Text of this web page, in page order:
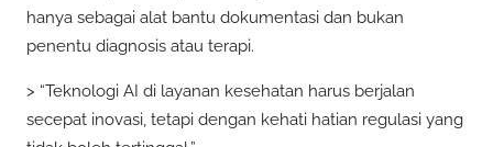
hanya sebagai alat bantu dokumentasi dan bukan
penentu diagnosis atau terapi.
> “Teknologi AI di layanan kesehatan harus berjalan
secepat inovasi, tetapi dengan kehati hatian regulasi yang